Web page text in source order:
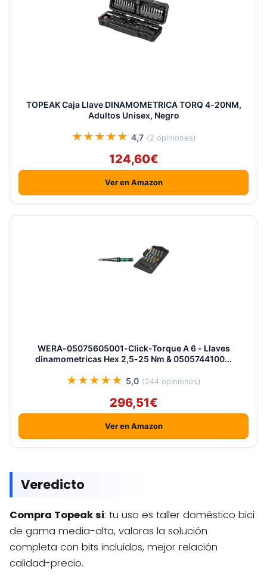
TOPEAK Caja Llave DINAMOMETRICA TORQ 4-20NM,
Adultos Unisex, Negro
★★★★★ 4,7 (2 opiniones)
124,60€
Ver en Amazon
WERA-05075605001-Click-Torque A 6 - Llaves
dinamometricas Hex 2,5-25 Nm & 0505744100...
★★★★★ 5,0 (244 opiniones)
296,51€
Ver en Amazon
Veredicto
Compra Topeak si: tu uso es taller doméstico bici
de gama media-alta, valoras la solución
completa con bits incluidos, mejor relación
calidad-precio.